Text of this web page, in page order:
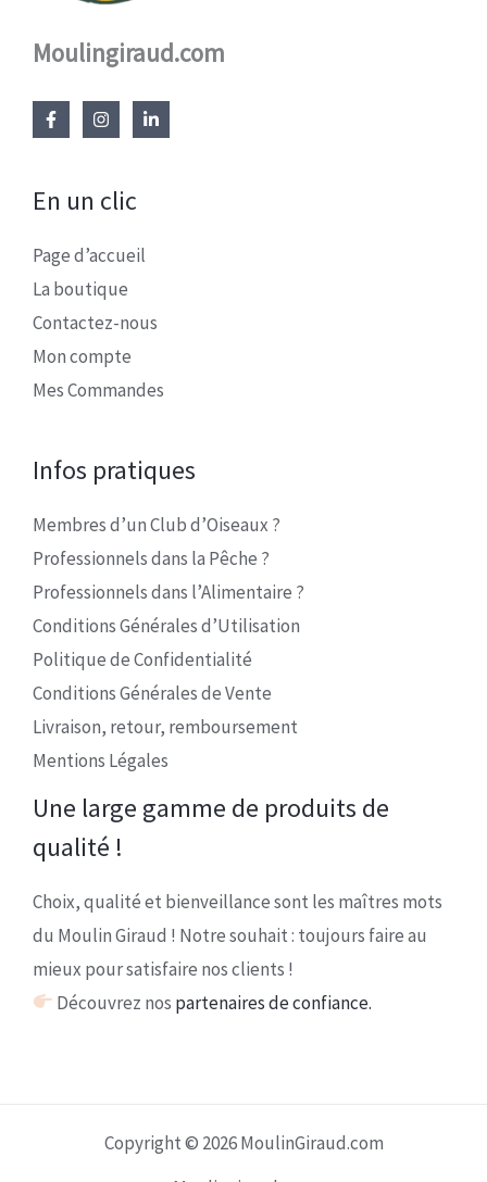
Moulingiraud.com
En un clic
Page d’accueil
La boutique
Contactez-nous
Mon compte
Mes Commandes
Infos pratiques
Membres d’un Club d’Oiseaux ?
Professionnels dans la Pêche ?
Professionnels dans l’Alimentaire ?
Conditions Générales d’Utilisation
Politique de Confidentialité
Conditions Générales de Vente
Livraison, retour, remboursement
Mentions Légales
Une large gamme de produits de
qualité !
Choix, qualité et bienveillance sont les maîtres mots
du Moulin Giraud ! Notre souhait : toujours faire au
mieux pour satisfaire nos clients !
Découvrez nos partenaires de confiance.
Copyright © 2026 MoulinGiraud.com